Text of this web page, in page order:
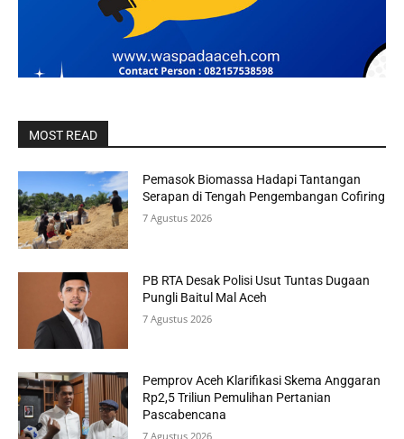
MOST READ
Pemasok Biomassa Hadapi Tantangan
Serapan di Tengah Pengembangan Cofiring
7 Agustus 2026
PB RTA Desak Polisi Usut Tuntas Dugaan
Pungli Baitul Mal Aceh
7 Agustus 2026
Pemprov Aceh Klarifikasi Skema Anggaran
Rp2,5 Triliun Pemulihan Pertanian
Pascabencana
7 Agustus 2026